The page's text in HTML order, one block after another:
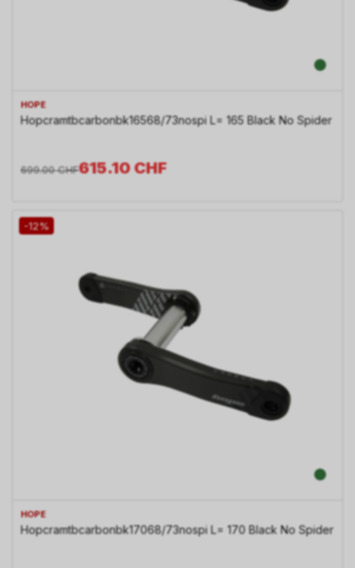
HOPE
Hopcramtbcarbonbk16568/73nospi L= 165 Black No Spider
615.10CHF
699.00 CHF
-12%
HOPE
Hopcramtbcarbonbk17068/73nospi L= 170 Black No Spider